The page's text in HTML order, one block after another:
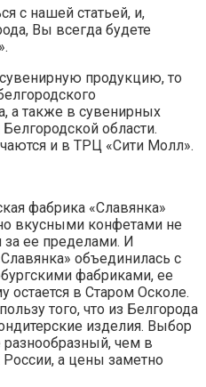
с нашей статьей, и,
Вы всегда будете
продукцию, то
а также в сувенирных
области.
и в ТРЦ «Сити Молл».
фабрика «Славянка»
вкусными конфетами не
за ее пределами. И
объединилась с
фабриками, ее
в Старом Осколе.
того, что из Белгорода
изделия. Выбор
разнообразный, чем в
России, а цены заметно